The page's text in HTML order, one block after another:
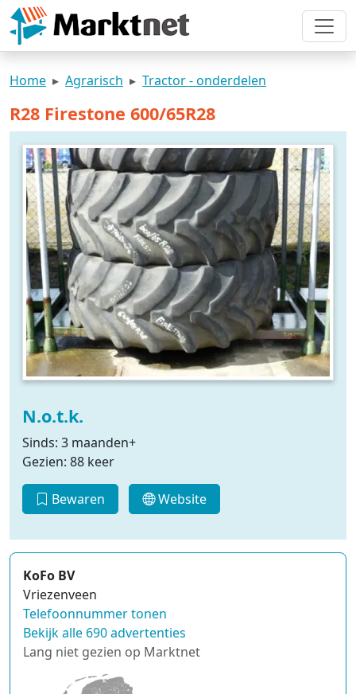
Home Agrarisch Tractor - onderdelen
R28 Firestone 600/65R28
N.o.t.k.
Sinds: 3 maanden+
Gezien: 88 keer
Bewaren Website
KoFo BV
Vriezenveen
Telefoonnummer tonen
Bekijk alle 690 advertenties
Lang niet gezien op Marktnet